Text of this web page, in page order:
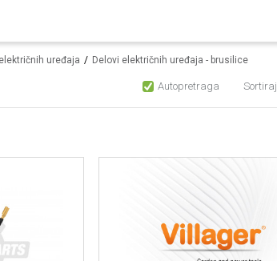
uređaja Delovi električnih uređaja - brusilice
Autopretraga Sortiraj